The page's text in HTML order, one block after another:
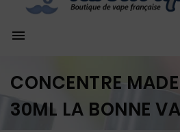

CONCENTRE
30ML LA BONNE